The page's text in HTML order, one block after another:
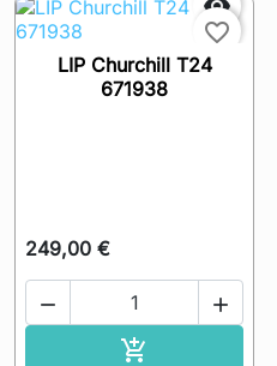

favorite_border
LIP Churchill T24
671938
249,00 €
 
